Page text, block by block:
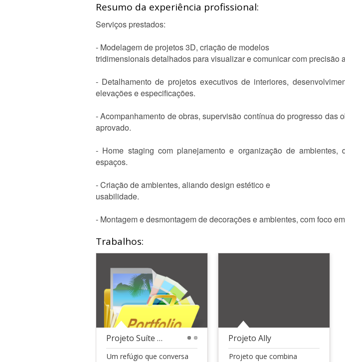
Resumo da experiência profissional:
Serviços prestados:
- Modelagem de projetos 3D, criação de modelos
tridimensionais detalhados para visualizar e comunicar com precisão
- Detalhamento de projetos executivos de interiores,
elevações e especificações.
- Acompanhamento de obras, supervisão contínua do progresso
aprovado.
- Home staging com planejamento e organização de
espaços.
- Criação de ambientes, aliando design estético e
usabilidade.
- Montagem e desmontagem de decorações e ambientes, com foco
Trabalhos:
Projeto Suíte Essence
Um refúgio que conversa
Projeto Ally
Projeto que combina